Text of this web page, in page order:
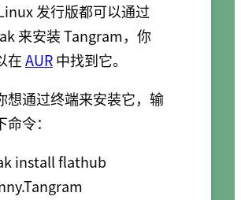
发行版都可以通过
来安装 Tangram，你
在AUR中找到它。
想通过终端来安装它，输
令：
install flathub